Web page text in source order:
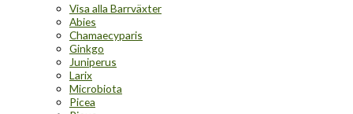
Visa alla Barrväxter
Abies
Chamaecyparis
Ginkgo
Juniperus
Larix
Microbiota
Picea